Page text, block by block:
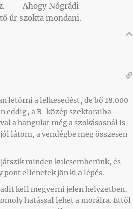
– – Ahogy Nógrádi
úr szokta mondani.
letörni a lelkesedést, de bő 18.000
eddig, a B-közép szektoraiba
a hangulat még a szokásosnál is
látom, a vendégbe meg összesen
minden kulcsemberünk, és
ellenetek jön ki a lépés.
kell megverni jelen helyzetben,
hatással lehet a morálra. Ettől